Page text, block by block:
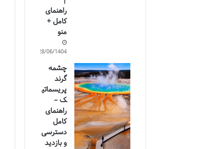
راهنمای
کامل +
منو
28/06/1404
چشمه
گرند
پریسماتی
ک –
راهنمای
کامل
دسترسی
و بازدید